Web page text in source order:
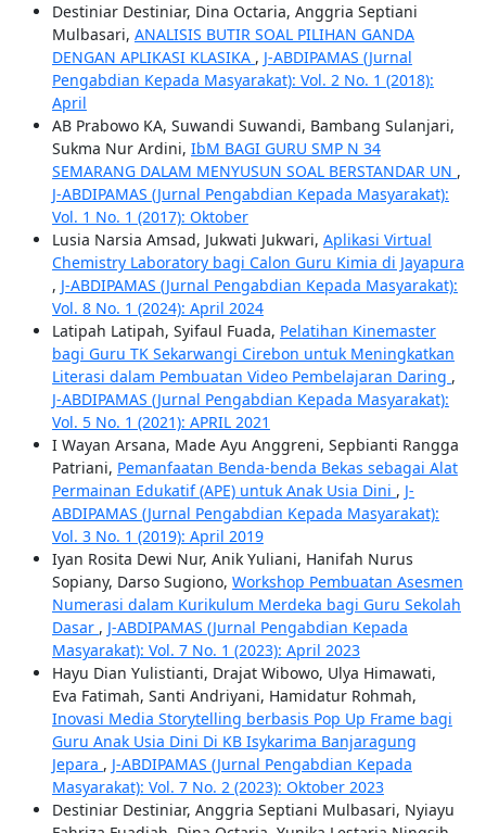
Destiniar Destiniar, Dina Octaria, Anggria Septiani
Mulbasari, ANALISIS BUTIR SOAL PILIHAN GANDA
DENGAN APLIKASI KLASIKA , J-ABDIPAMAS (Jurnal
Pengabdian Kepada Masyarakat): Vol. 2 No. 1 (2018):
April
AB Prabowo KA, Suwandi Suwandi, Bambang Sulanjari,
Sukma Nur Ardini, IbM BAGI GURU SMP N 34
SEMARANG DALAM MENYUSUN SOAL BERSTANDAR UN ,
J-ABDIPAMAS (Jurnal Pengabdian Kepada Masyarakat):
Vol. 1 No. 1 (2017): Oktober
Lusia Narsia Amsad, Jukwati Jukwari, Aplikasi Virtual
Chemistry Laboratory bagi Calon Guru Kimia di Jayapura
, J-ABDIPAMAS (Jurnal Pengabdian Kepada Masyarakat):
Vol. 8 No. 1 (2024): April 2024
Latipah Latipah, Syifaul Fuada, Pelatihan Kinemaster
bagi Guru TK Sekarwangi Cirebon untuk Meningkatkan
Literasi dalam Pembuatan Video Pembelajaran Daring ,
J-ABDIPAMAS (Jurnal Pengabdian Kepada Masyarakat):
Vol. 5 No. 1 (2021): APRIL 2021
I Wayan Arsana, Made Ayu Anggreni, Sepbianti Rangga
Patriani, Pemanfaatan Benda-benda Bekas sebagai Alat
Permainan Edukatif (APE) untuk Anak Usia Dini , J-
ABDIPAMAS (Jurnal Pengabdian Kepada Masyarakat):
Vol. 3 No. 1 (2019): April 2019
Iyan Rosita Dewi Nur, Anik Yuliani, Hanifah Nurus
Sopiany, Darso Sugiono, Workshop Pembuatan Asesmen
Numerasi dalam Kurikulum Merdeka bagi Guru Sekolah
Dasar , J-ABDIPAMAS (Jurnal Pengabdian Kepada
Masyarakat): Vol. 7 No. 1 (2023): April 2023
Hayu Dian Yulistianti, Drajat Wibowo, Ulya Himawati,
Eva Fatimah, Santi Andriyani, Hamidatur Rohmah,
Inovasi Media Storytelling berbasis Pop Up Frame bagi
Guru Anak Usia Dini Di KB Isykarima Banjaragung
Jepara , J-ABDIPAMAS (Jurnal Pengabdian Kepada
Masyarakat): Vol. 7 No. 2 (2023): Oktober 2023
Destiniar Destiniar, Anggria Septiani Mulbasari, Nyiayu